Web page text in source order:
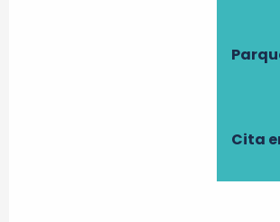
Cita